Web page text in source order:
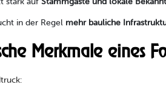
in der Regel mehr bauliche
Merkmale eines